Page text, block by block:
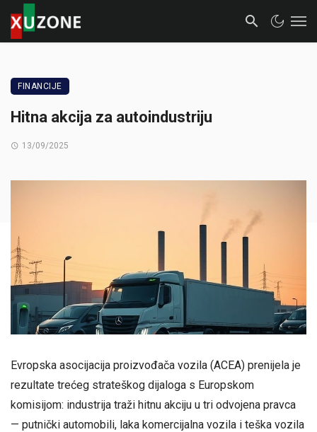
FINANCIJE
Hitna akcija za autoindustriju
13/09/2025
Evropska asocijacija proizvođača vozila (ACEA) prenijela je
rezultate trećeg strateškog dijaloga s Europskom
komisijom: industrija traži hitnu akciju u tri odvojena pravca
— putnički automobili, laka komercijalna vozila i teška vozila